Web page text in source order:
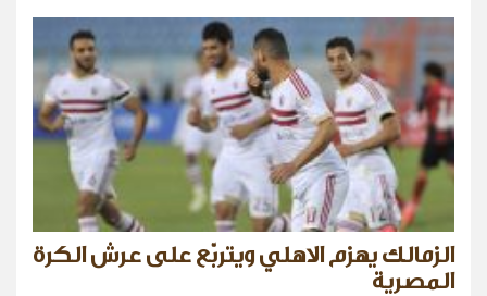
الزمالك يهزم الاهلي ويتربّع على عرش الكرة
المصرية